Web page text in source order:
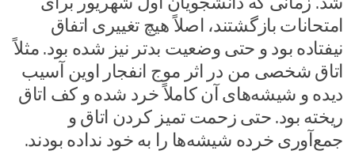
امتحانات بازگشتند، اصلاً هیچ تغییری اتفاق
نیفتاده بود و حتی وضعیت بدتر نیز شده بود. مثلاً
اتاق شخصی من در اثر موج انفجار اوین آسیب
دیده و شیشه‌های آن کاملاً خرد شده و کف اتاق
ریخته بود. حتی زحمت تمیز کردن اتاق و
جمع‌آوری خرده شیشه‌ها را به خود نداده بودند.